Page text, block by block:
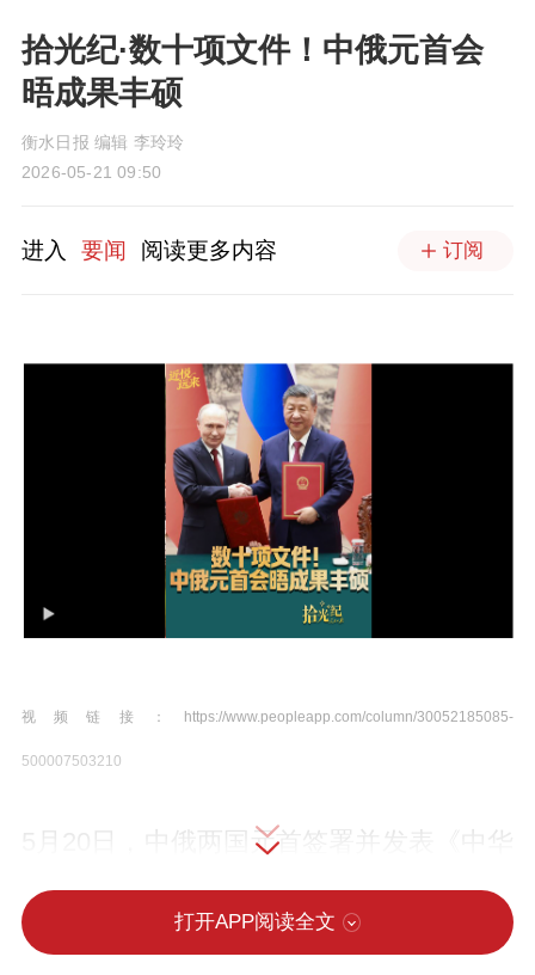
拾光纪·数十项文件！中俄元首会
晤成果丰硕
衡水日报 编辑 李玲玲
2026-05-21 09:50
进入 要闻 阅读更多内容 订阅
视频链接：https://www.peopleapp.com/column/30052185085-
500007503210
5月20日，中俄两国元首签署并发表《中华
人民共和国和俄罗斯联邦关于进一步加强
全面战略协作、深化睦邻友好合作的联合
声明》，见证签署经贸、教育、科技等领
打开APP阅读全文